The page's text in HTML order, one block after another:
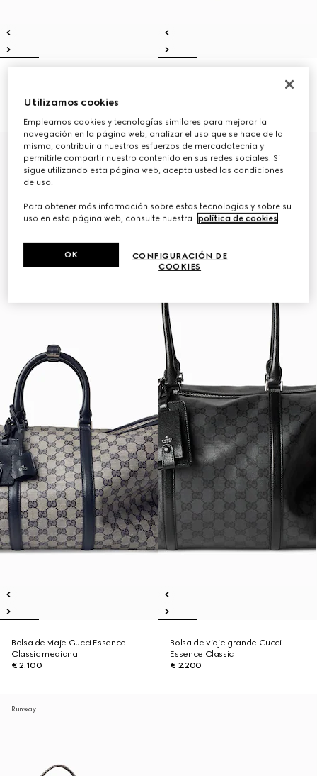
€ 2.100
Personalizar con las iniciales
Bolsa de viaje Gucci Essence
Classic mediana
€ 2.100
Personalizar con las iniciales
Bolsa de viaje grande Gucci
Essence Classic
€ 2.200
Runway
Utilizamos cookies
Empleamos cookies y tecnologías similares para mejorar la
navegación en la página web, analizar el uso que se hace de la
misma, contribuir a nuestros esfuerzos de mercadotecnia y
permitirle compartir nuestro contenido en sus redes sociales. Si
sigue utilizando esta página web, acepta usted las condiciones
de uso.
Para obtener más información sobre estas tecnologías y sobre su
uso en esta página web, consulte nuestra
política de cookies
CONFIGURACIÓN DE
COOKIES
OK